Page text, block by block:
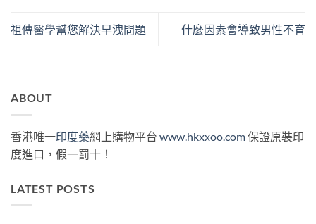
祖傳醫學幫您解決早洩問題 什麼因素會導致男性不育
ABOUT
香港唯一印度藥網上購物平台 www.hkxxoo.com保證原裝印
度進口，假一罰十！
LATEST POSTS